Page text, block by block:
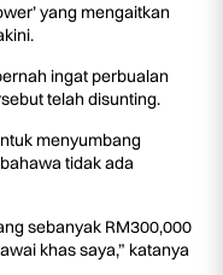
yang mengaitkan
ingat perbualan
telah disunting.
menyumbang
tidak ada
sebanyak RM300,000
khas saya,” katanya